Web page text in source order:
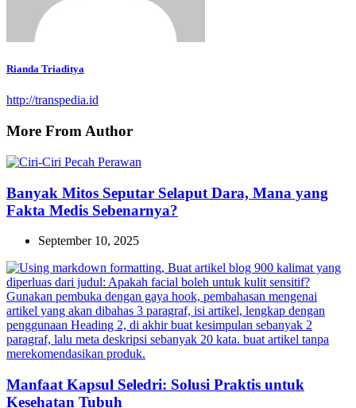
Rianda Triaditya
http://transpedia.id
More From Author
Banyak Mitos Seputar Selaput Dara, Mana yang
Fakta Medis Sebenarnya?
September 10, 2025
Manfaat Kapsul Seledri: Solusi Praktis untuk
Kesehatan Tubuh